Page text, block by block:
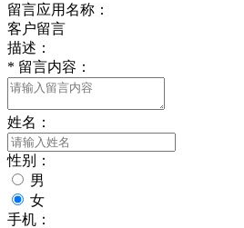
留言应用名称：
客户留言
描述：
* 留言内容：
姓名：
性别：
男
女
手机：